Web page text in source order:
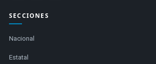
SECCIONES
Nacional
Estatal